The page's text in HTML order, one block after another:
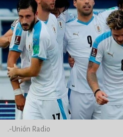
.-Unión Radio